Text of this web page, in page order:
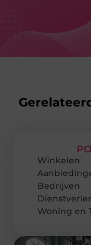
Winkelen
Bedrijven
Woning en